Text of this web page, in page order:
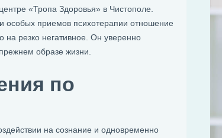
«Тропа Здоровья» в Чистополе.
особых приемов психотерапии отношение
на резко негативное. Он уверенно
образе жизни.
по
на сознание и одновременно